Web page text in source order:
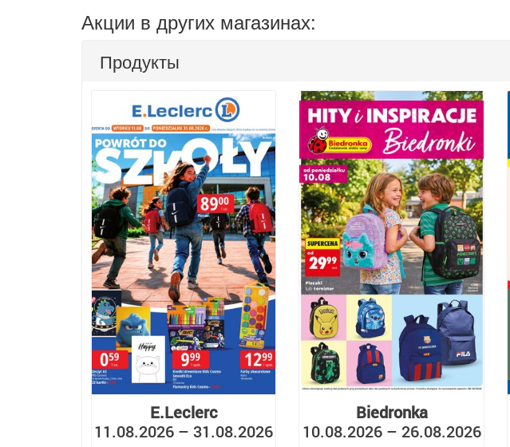
Акции в других магазинах:
Продукты
E.Leclerc
11.08.2026 – 31.08.2026
Biedronka
10.08.2026 – 26.08.2026